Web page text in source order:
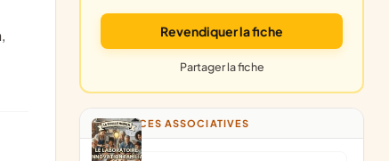
Revendiquer la fiche
Partager la fiche
ANNONCES ASSOCIATIVES